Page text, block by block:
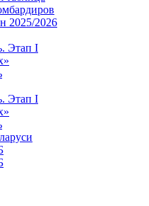
2025/2026
Этап I
Этап I